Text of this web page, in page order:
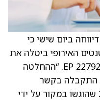
) דיווחה ביום שישי כי
האירופי ביטלה את
הפטנט האירופי של החברה EP 2279254. “ההחלטה
התקבלה בקשר
להודעות התנגדות לפטנט ‘254 שהוגשו במקור על ידי